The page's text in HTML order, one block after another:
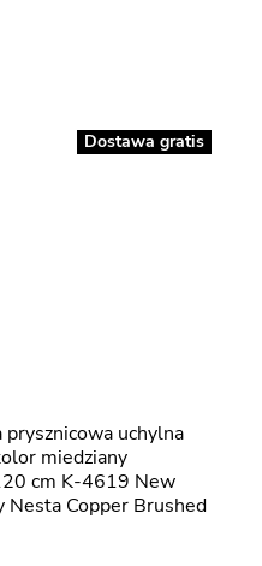
miedziany
cm K-4619 New
Nesta Copper Brushed
Dostawa gratis